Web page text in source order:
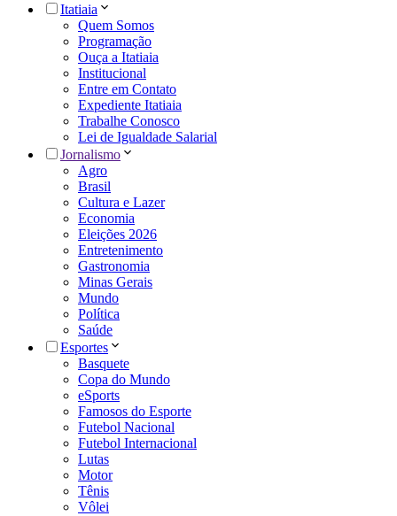
Itatiaia
Quem Somos
Programação
Ouça a Itatiaia
Institucional
Entre em Contato
Expediente Itatiaia
Trabalhe Conosco
Lei de Igualdade Salarial
Jornalismo
Agro
Brasil
Cultura e Lazer
Economia
Eleições 2026
Entretenimento
Gastronomia
Minas Gerais
Mundo
Política
Saúde
Esportes
Basquete
Copa do Mundo
eSports
Famosos do Esporte
Futebol Nacional
Futebol Internacional
Lutas
Motor
Tênis
Vôlei